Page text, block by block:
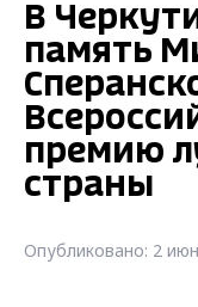
В
память
премию
страны
Опубликовано: 2